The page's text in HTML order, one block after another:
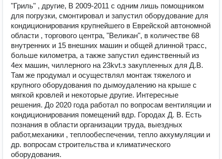
"Гриль" , другие, В 2009-2011 с одним лишь помощником
для погрузки, смонтировал и запустил оборудование для
кондиционирования крупнейшего в Еврейской автономной
области , торгового центра, "Великан", в количестве 68
внутренних и 15 внешних машин и общей длинной трасс,
больше километра, а также запустил единственный из
4ех машин, чиллерного на 23kvt.з закупленных для Д.В.
Там же продумал и осуществлял монтаж тяжелого и
крупного оборудования по дымоудалению на крыше с
мягкой кровлей и некоторые другие. Интересные
решения. До 2020 года работал по вопросам вентиляции и
кондиционирования помещений вдр. Городах Д. В. Есть
познания в области организации труда, выездных
работ,механики , теплообеспечении, тепло аккумуляции и
др. вопросам строительства и климатического
оборудования.